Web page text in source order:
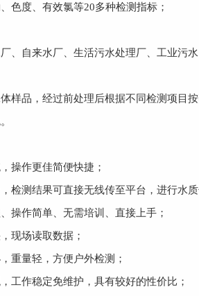
色度、有效氯等20多种检测指标；
自来水厂、生活污水处理厂、工业污水
品，经过前处理后根据不同检测项目按
作更佳简便快捷；
测结果可直接无线传至平台，进行水质
作简单、无需培训、直接上手；
场读取数据；
量轻，方便户外检测；
作稳定免维护，具有较好的性价比；